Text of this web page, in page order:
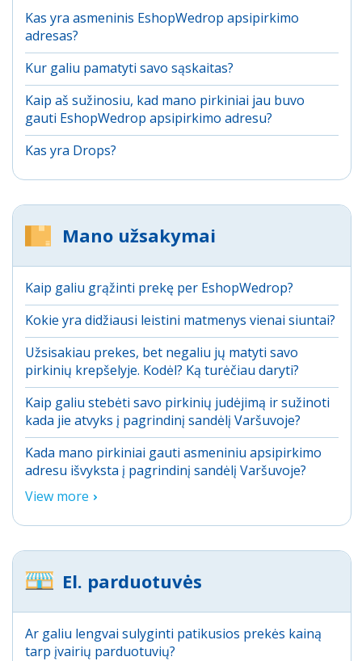
Kas yra asmeninis EshopWedrop apsipirkimo
adresas?
Kur galiu pamatyti savo sąskaitas?
Kaip aš sužinosiu, kad mano pirkiniai jau buvo
gauti EshopWedrop apsipirkimo adresu?
Kas yra Drops?
Mano užsakymai
Kaip galiu grąžinti prekę per EshopWedrop?
Kokie yra didžiausi leistini matmenys vienai siuntai?
Užsisakiau prekes, bet negaliu jų matyti savo
pirkinių krepšelyje. Kodėl? Ką turėčiau daryti?
Kaip galiu stebėti savo pirkinių judėjimą ir sužinoti
kada jie atvyks į pagrindinį sandėlį Varšuvoje?
Kada mano pirkiniai gauti asmeniniu apsipirkimo
adresu išvyksta į pagrindinį sandėlį Varšuvoje?
View more
El. parduotuvės
Ar galiu lengvai sulyginti patikusios prekės kainą
tarp įvairių parduotuvių?